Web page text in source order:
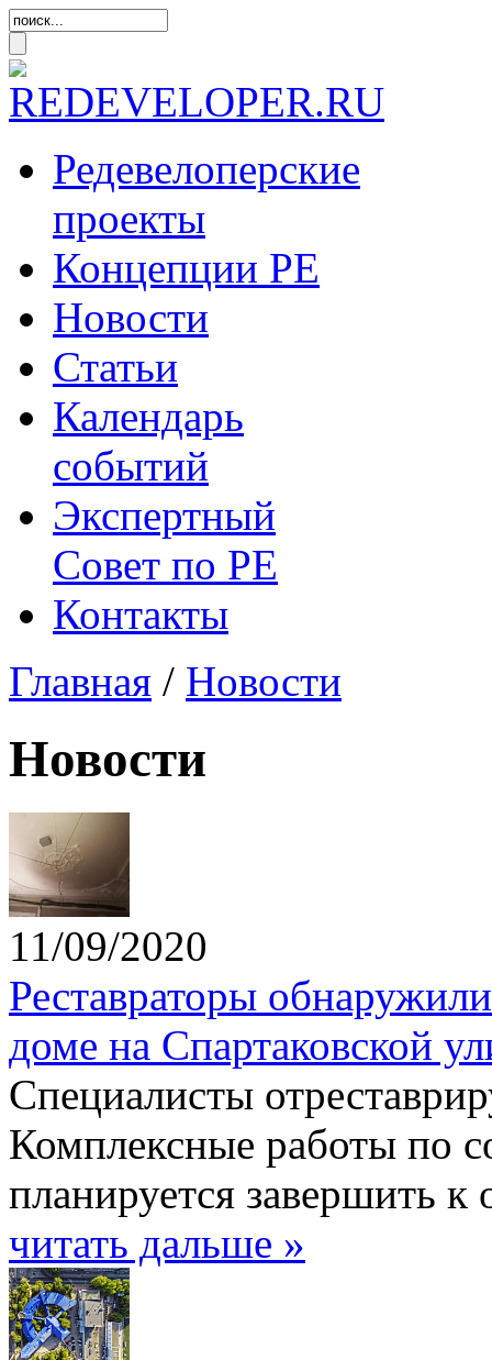
Редевелоперские
проекты
Концепции РЕ
Новости
Статьи
Календарь
событий
Экспертный
Совет по РЕ
Контакты
Главная / Новости
Новости
11/09/2020
Реставраторы
доме на Спартаковской
Специалисты
Комплексные работы по
планируется завершить к
читать дальше »